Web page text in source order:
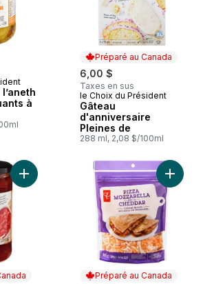
à
Préparé au Canada
6,00 $
Taxes en sus
Préparé au Canada
le Choix du Président
Gâteau
d'anniversaire
Pleines de
288 ml, 2,08 $/100ml
Ajouter Salsa mi-piquante au panier
Préparé au Canada
Ajouter